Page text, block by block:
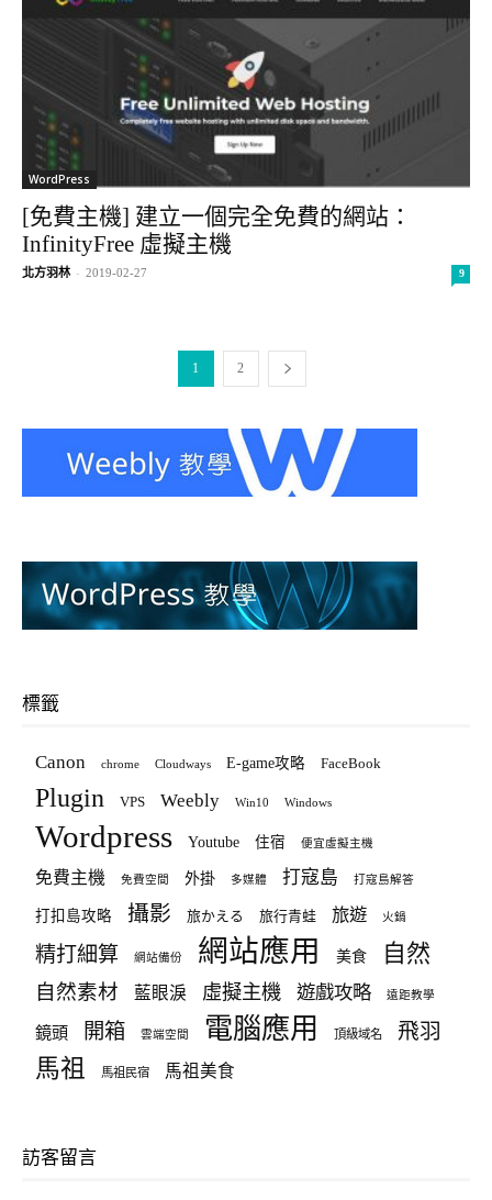
WordPress
[免費主機] 建立一個完全免費的網站：
InfinityFree 虛擬主機
北方羽林 - 2019-02-27 9
1 2
標籤
Canon chrome Cloudways E-game攻略 FaceBook
Plugin VPS Weebly Win10 Windows
Wordpress Youtube 住宿 便宜虛擬主機
免費主機 免費空間 外掛 多媒體 打寇島 打寇島解答
打扣島攻略 攝影 旅かえる 旅行青蛙 旅遊 火鍋
精打細算 網站備份 網站應用 美食 自然
自然素材 藍眼淚 虛擬主機 遊戲攻略 遠距教學
鏡頭 開箱 雲端空間 電腦應用 頂級域名 飛羽
馬祖 馬祖民宿 馬祖美食
訪客留言